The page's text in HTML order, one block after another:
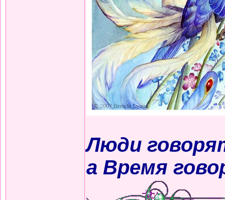
Люди
а Время